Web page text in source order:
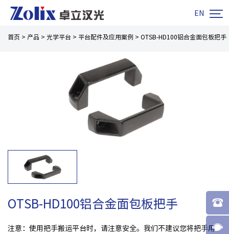
EN 
首页 > 产品 > 光学平台 > 平台配件及应用案例 > OTSB-HD100铝合金面包板把手
OTSB-HD100铝合金面包板把手
注意：使用把手搬运平台时，请注意安全。我们不建议您将把手用